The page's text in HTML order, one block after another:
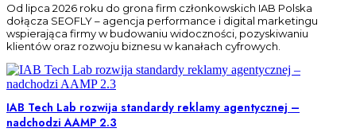
Od lipca 2026 roku do grona firm członkowskich IAB Polska
dołącza SEOFLY – agencja performance i digital marketingu
wspierająca firmy w budowaniu widoczności, pozyskiwaniu
klientów oraz rozwoju biznesu w kanałach cyfrowych.
IAB Tech Lab rozwija standardy reklamy agentycznej –
nadchodzi AAMP 2.3